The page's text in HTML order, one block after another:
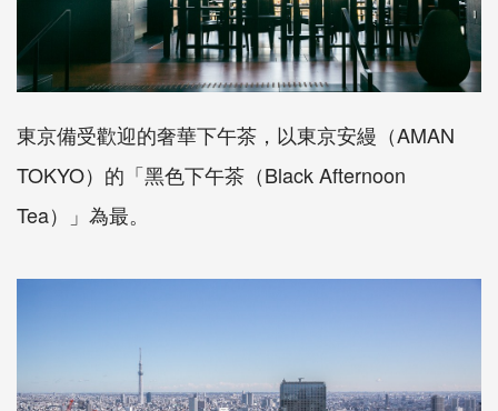
東京備受歡迎的奢華下午茶，以東京安縵（AMAN
TOKYO）的「黑色下午茶（Black Afternoon
Tea）」為最。